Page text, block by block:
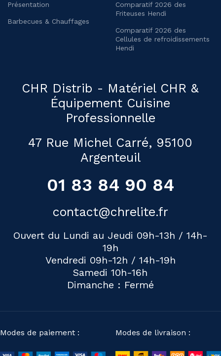
Présentation
Barbecues & Chauffages
Comparatif 2026 des
Friteuses Hendi
Comparatif 2026 des
Cellules de refroidissements
Hendi
CHR Distrib - Matériel CHR &
Équipement Cuisine
Professionnelle
47 Rue Michel Carré, 95100
Argenteuil
01 83 84 90 84
contact@chrelite.fr
Ouvert du Lundi au Jeudi 09h-13h / 14h-
19h
Vendredi 09h-12h / 14h-19h
Samedi 10h-16h
Dimanche : Fermé
Modes de paiement : Modes de livraison :